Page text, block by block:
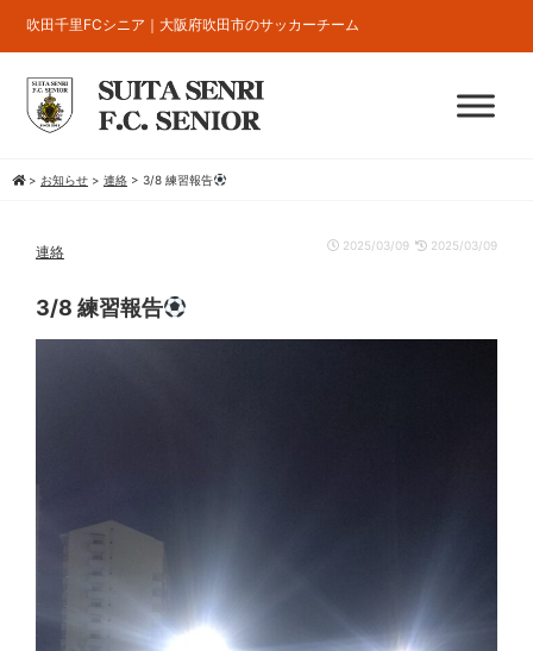
吹田千里FCシニア｜大阪府吹田市のサッカーチーム
> お知らせ > 連絡 > 3/8 練習報告
連絡 2025/03/09 2025/03/09
3/8 練習報告